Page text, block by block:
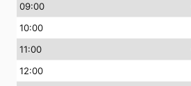
09:00
10:00
11:00
12:00